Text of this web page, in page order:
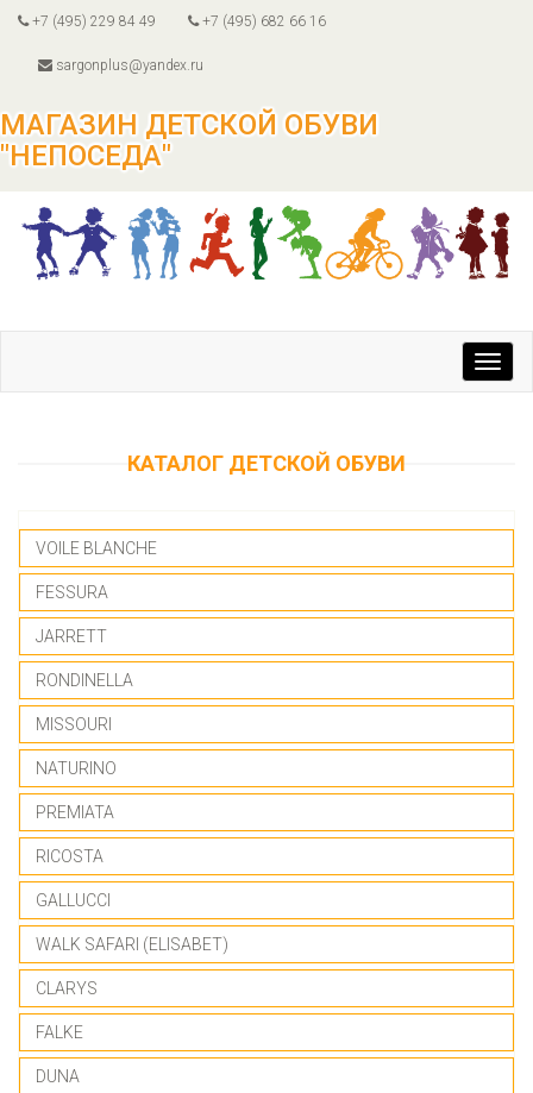
+7 (495) 229 84 49 +7 (495) 682 66 16
sargonplus@yandex.ru
МАГАЗИН ДЕТСКОЙ ОБУВИ
"НЕПОСЕДА"
КАТАЛОГ ДЕТСКОЙ ОБУВИ
VOILE BLANCHE
FESSURA
JARRETT
RONDINELLA
MISSOURI
NATURINO
PREMIATA
RICOSTA
GALLUCCI
WALK SAFARI (ELISABET)
CLARYS
FALKE
DUNA